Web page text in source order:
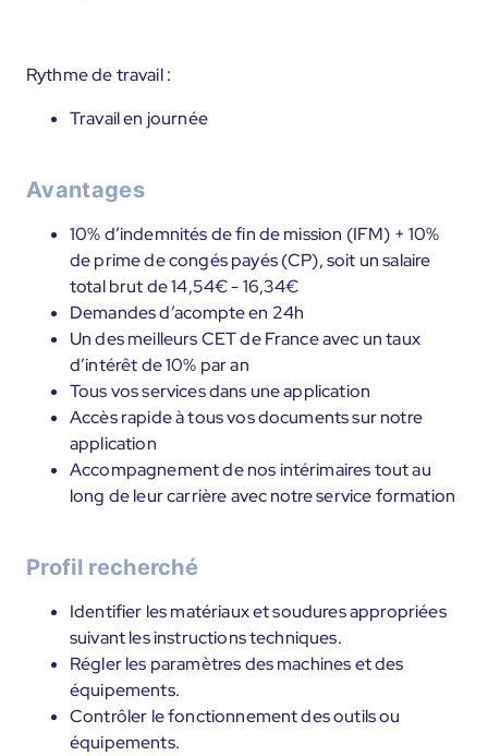
Rythme de travail :
Travail en journée
Avantages
10% d’indemnités de fin de mission (IFM) + 10%
de prime de congés payés (CP), soit un salaire
total brut de 14,54€ - 16,34€
Demandes d’acompte en 24h
Un des meilleurs CET de France avec un taux
d’intérêt de 10% par an
Tous vos services dans une application
Accès rapide à tous vos documents sur notre
application
Accompagnement de nos intérimaires tout au
long de leur carrière avec notre service formation
Profil recherché
Identifier les matériaux et soudures appropriées
suivant les instructions techniques.
Régler les paramètres des machines et des
équipements.
Contrôler le fonctionnement des outils ou
équipements.